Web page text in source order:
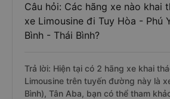
Câu hỏi: Các hãng xe nào khai
xe Limousine đi Tuy Hòa - Phú
Bình - Thái Bình?
Trả lời: Hiện tại có 2 hãng xe khai
Limousine trên tuyến đường này là
Bình), Tân Aba, bạn có thể tham